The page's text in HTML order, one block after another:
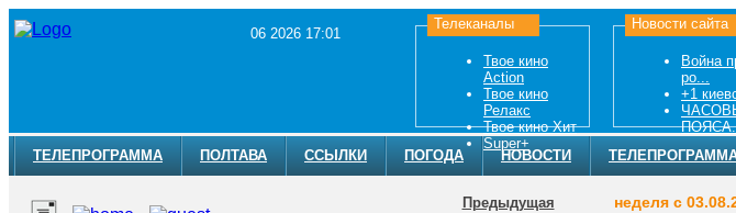
06 2026 17:01
Телеканалы
Твое кино
Action
Твое кино
Релакс
Твое кино Хит
Super+
Новости сайта
Война
ро...
+1
ТЕЛЕПРОГРАММА
ПОЛТАВА ССЫЛКИ ПОГОДА НОВОСТИ
Предыдущая неделя с